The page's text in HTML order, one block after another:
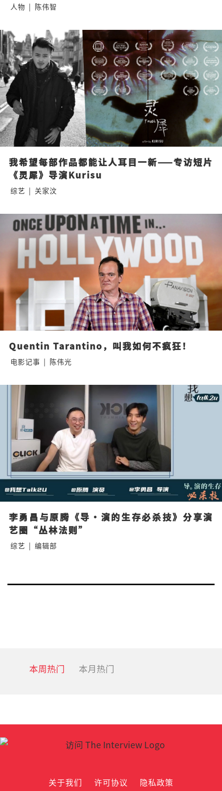
人物 | 陈伟智
我希望每部作品都能让人耳目一新——专访短片
《灵犀》导演Kurisu
综艺 | 关家汶
Quentin Tarantino，叫我如何不疯狂！
电影记事 | 陈伟光
李勇昌与原腾《导·演的生存必杀技》分享演
艺圈“丛林法则”
综艺 | 编辑部
本周热门 本月热门
关于我们 许可协议 隐私政策